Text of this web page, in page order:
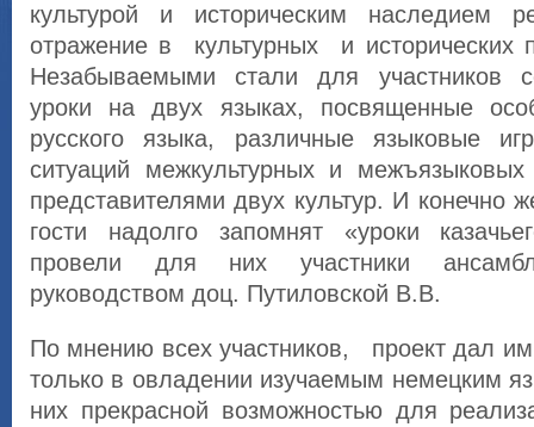
культурой и историческим наследием
отражение в культурных и исторических
Незабываемыми стали для участников
уроки на двух языках, посвященные
русского языка, различные языковые
ситуаций межкультурных и
представителями двух культур. И конечно
гости надолго запомнят «уроки
провели для них участники
руководством доц. Путиловской В.В.
По мнению всех участников, проект дал
только в овладении изучаемым немецким
них прекрасной возможностью для